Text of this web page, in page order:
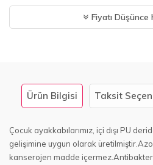
Fiyatı Düşünce
Ürün Bilgisi Taksit
Çocuk ayakkabılarımız, içi dışı PU
gelişimine uygun olarak
kanserojen madde